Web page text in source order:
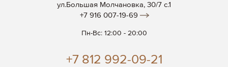
ул.Большая Молчановка, 30/7 c.1
+7 916 007-19-69
Пн-Вс: 12:00 - 20:00
+7 812 992-09-21